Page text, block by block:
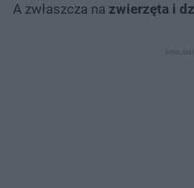
A zwłaszcza na zwierzęta i